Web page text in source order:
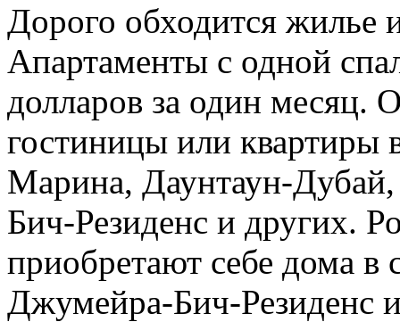
Дорого обходится жилье
Апартаменты с одной
долларов за один месяц.
гостиницы или квартиры
Марина, Даунтаун-
Бич-Резиденс и других.
приобретают себе дома
Джумейра-Бич-Резиденс